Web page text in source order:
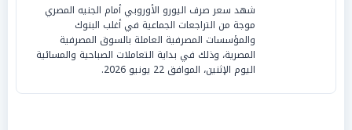
شهد سعر صرف اليورو الأوروبي أمام الجنيه المصري
موجة من التراجعات الجماعية في أغلب البنوك
والمؤسسات المصرفية العاملة بالسوق المصرفية
المصرية، وذلك في بداية التعاملات الصباحية والمسائية
اليوم الإثنين، الموافق 22 يونيو 2026.